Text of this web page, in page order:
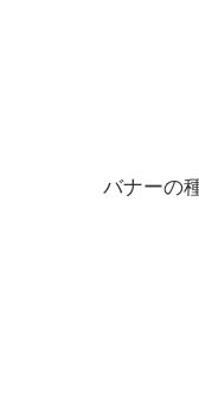
バナーの